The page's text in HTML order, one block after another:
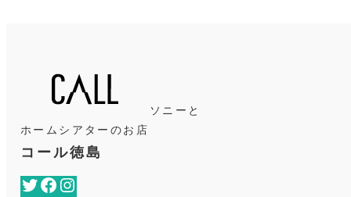
ソニーと
ホームシアターのお店
コール徳島
TwitterFacebook